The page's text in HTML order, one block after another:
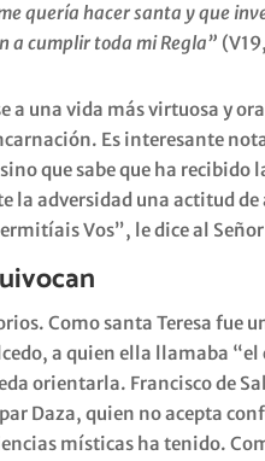
quería hacer santa y que
a cumplir toda mi Regla”
a una vida más virtuosa y
Es interesante
que sabe que ha recibido
la adversidad una actitud
Vos”, le dice al
Como santa Teresa fue
a quien ella llamaba
orientarla. Francisco de
Daza, quien no acepta
místicas ha tenido.